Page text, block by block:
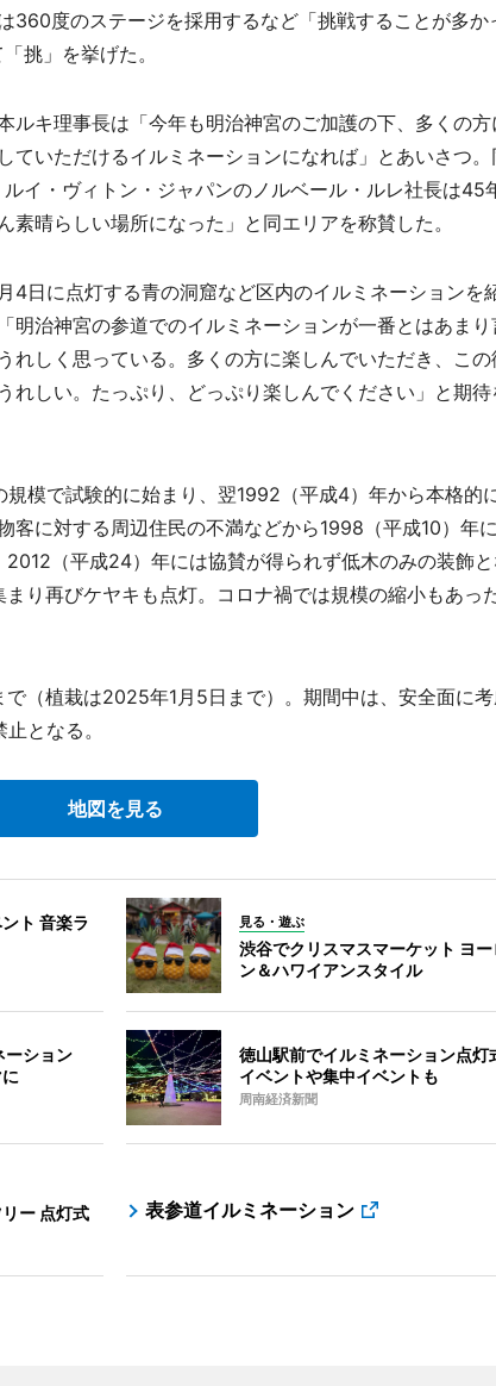
360度のステージを採用するなど「挑戦することが多か
挑」を挙げた。
キ理事長は「今年も明治神宮のご加護の下、多くの方
ていただけるイルミネーションになれば」とあいさつ。
イ・ヴィトン・ジャパンのノルベール・ルレ社長は45
晴らしい場所になった」と同エリアを称賛した。
日に点灯する青の洞窟など区内のイルミネーションを紹
明治神宮の参道でのイルミネーションが一番とはあまり
れしく思っている。多くの方に楽しんでいただき、この
れしい。たっぷり、どっぷり楽しんでください」と期待
模で試験的に始まり、翌1992（平成4）年から本格的
客に対する周辺住民の不満などから1998（平成10）年
（平成24）年には協賛が得られず低木のみの装飾と
り再びケヤキも点灯。コロナ禍では規模の縮小もあっ
（植栽は2025年1月5日まで）。期間中は、安全面に考
となる。
地図を見る
ト 音楽ラ
見る・遊ぶ
渋谷でクリスマスマーケット ヨ
ン＆ハワイアンスタイル
ーション
徳山駅前でイルミネーション点灯
イベントや集中イベントも
周南経済新聞
ー 点灯式
表参道イルミネーション